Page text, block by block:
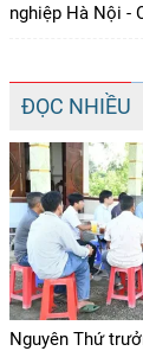
nghiệp Hà Nội -
ĐỌC NHIỀU
Nguyên Thứ